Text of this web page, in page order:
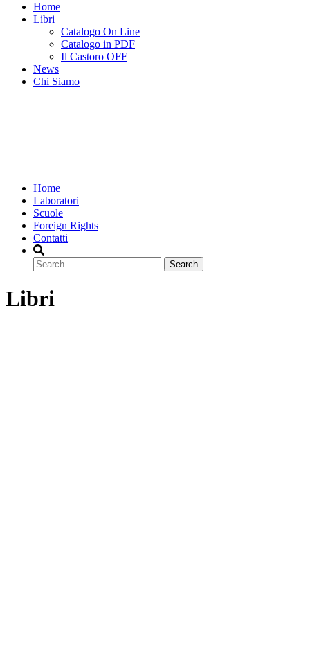
Home
Libri
Catalogo On Line
Catalogo in PDF
Il Castoro OFF
News
Chi Siamo
Home
Laboratori
Scuole
Foreign Rights
Contatti
Search
Libri